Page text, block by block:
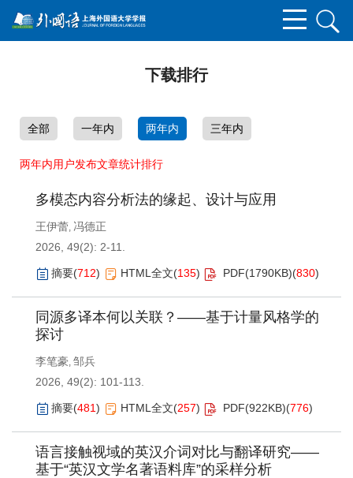
下载排行
全部 一年内 两年内 三年内
两年内用户发布文章统计排行
多模态内容分析法的缘起、设计与应用
王伊蕾, 冯德正
2026, 49(2): 2-11.
摘要(712) HTML全文(135) PDF(1790KB)(830)
同源多译本何以关联？——基于计量风格学的
探讨
李笔豪 邹兵
2026, 49(2): 101-113.
摘要(481) HTML全文(257) PDF(922KB)(776)
语言接触视域的英汉介词对比与翻译研究——
基于“英汉文学名著语料库”的采样分析